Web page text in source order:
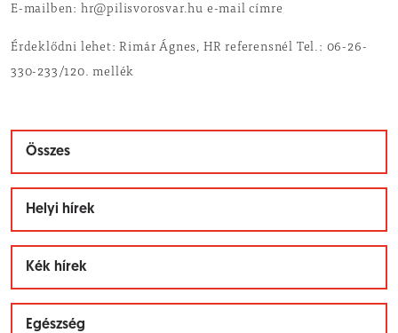
E-mailben: hr@pilisvorosvar.hu e-mail címre
Érdeklődni lehet: Rimár Ágnes, HR referensnél Tel.: 06-26-
330-233/120. mellék
Összes
Helyi hírek
Kék hírek
Egészség